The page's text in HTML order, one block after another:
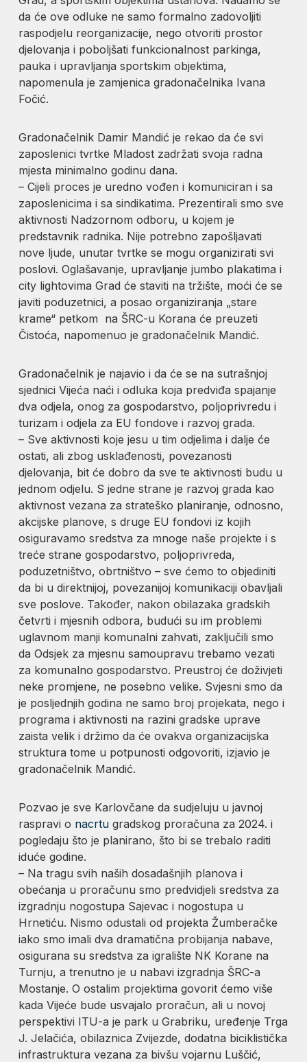
da će ove odluke ne samo formalno zadovoljiti
raspodjelu reorganizacije, nego otvoriti prostor
djelovanja i poboljšati funkcionalnost parkinga,
pauka i upravljanja sportskim objektima,
napomenula je zamjenica gradonačelnika Ivana
Fočić.
Gradonačelnik Damir Mandić je rekao da će svi
zaposlenici tvrtke Mladost zadržati svoja radna
mjesta minimalno godinu dana.
– Cijeli proces je uredno vođen i komuniciran i sa
zaposlenicima i sa sindikatima. Prezentirali smo sve
aktivnosti Nadzornom odboru, u kojem je
predstavnik radnika. Nije potrebno zapošljavati
nove ljude, unutar tvrtke se mogu organizirati svi
poslovi. Oglašavanje, upravljanje jumbo plakatima i
city lightovima Grad će staviti na tržište, moći će se
javiti poduzetnici, a posao organiziranja „stare
krame“ petkom na ŠRC-u Korana će preuzeti
Čistoća, napomenuo je gradonačelnik Mandić.
Gradonačelnik je najavio i da će se na sutrašnjoj
sjednici Vijeća naći i odluka koja predviđa spajanje
dva odjela, onog za gospodarstvo, poljoprivredu i
turizam i odjela za EU fondove i razvoj grada.
– Sve aktivnosti koje jesu u tim odjelima i dalje će
ostati, ali zbog usklađenosti, povezanosti
djelovanja, bit će dobro da sve te aktivnosti budu u
jednom odjelu. S jedne strane je razvoj grada kao
aktivnost vezana za strateško planiranje, odnosno,
akcijske planove, s druge EU fondovi iz kojih
osiguravamo sredstva za mnoge naše projekte i s
treće strane gospodarstvo, poljoprivreda,
poduzetništvo, obrtništvo – sve ćemo to objediniti
da bi u direktnijoj, povezanijoj komunikaciji obavljali
sve poslove. Također, nakon obilazaka gradskih
četvrti i mjesnih odbora, budući su im problemi
uglavnom manji komunalni zahvati, zaključili smo
da Odsjek za mjesnu samoupravu trebamo vezati
za komunalno gospodarstvo. Preustroj će doživjeti
neke promjene, ne posebno velike. Svjesni smo da
je posljednjih godina ne samo broj projekata, nego i
programa i aktivnosti na razini gradske uprave
zaista velik i držimo da će ovakva organizacijska
struktura tome u potpunosti odgovoriti, izjavio je
gradonačelnik Mandić.
Pozvao je sve Karlovčane da sudjeluju u javnoj
raspravi o nacrtu gradskog proračuna za 2024. i
pogledaju što je planirano, što bi se trebalo raditi
iduće godine.
– Na tragu svih naših dosadašnjih planova i
obećanja u proračunu smo predvidjeli sredstva za
izgradnju nogostupa Sajevac i nogostupa u
Hrnetiću. Nismo odustali od projekta Žumberačke
iako smo imali dva dramatična probijanja nabave,
osigurana su sredstva za igralište NK Korane na
Turnju, a trenutno je u nabavi izgradnja ŠRC-a
Mostanje. O ostalim projektima govorit ćemo više
kada Vijeće bude usvajalo proračun, ali u novoj
perspektivi ITU-a je park u Grabriku, uređenje Trga
J. Jelačića, obilaznica Zvijezde, dodatna biciklistička
infrastruktura vezana za bivšu vojarnu Luščić,